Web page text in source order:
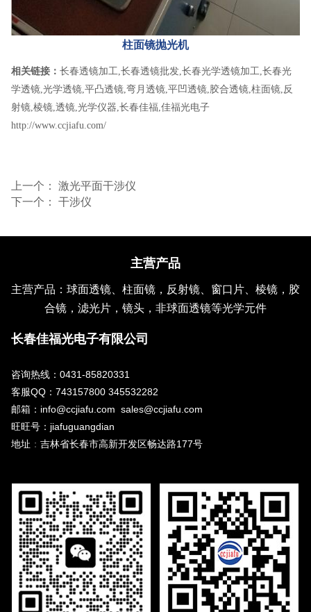
柱面镜抛光机
相关链接： 长春透镜加工,长春透镜批发,长春光学透镜加工,长春光
学透镜,光学透镜,平凸透镜,弯月透镜,平凹透镜,胶合透镜,柱面镜,反
射镜,棱镜,透镜,光学仪器,长春佳福,佳福光电子
http://www.ccjiafu.com/
上一个： 激光平面干涉仪
下一个： 干涉仪
主营产品
主营产品：球面透镜、柱面镜，反射镜、窗口片、棱镜，胶
合镜，滤光片，镜头，非球面透镜等光学元件
长春佳福光电子有限公司
咨询热线：0431-85820331
客服QQ：743157800 345532282
邮箱：info@ccjiafu.com sales@ccjiafu.com
旺旺号：jiafuguangdian
地址 ： 吉林省长春市高新开发区畅达路177号